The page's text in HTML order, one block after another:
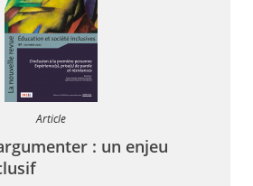
Article
: un enjeu